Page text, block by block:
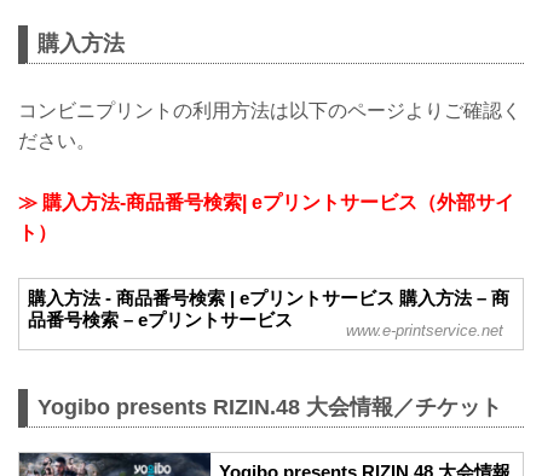
購入方法
コンビニプリントの利用方法は以下のページよりご確認く
ださい。
≫ 購入方法-商品番号検索| eプリントサービス（外部サイ
ト）
購入方法 - 商品番号検索 | eプリントサービス 購入方法 – 商
品番号検索 – eプリントサービス
www.e-printservice.net
Yogibo presents RIZIN.48 大会情報／チケット
Yogibo presents RIZIN.48 大会情報